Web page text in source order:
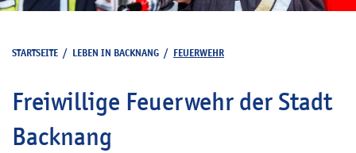
STARTSEITE / LEBEN IN BACKNANG / FEUERWEHR
Freiwillige Feuerwehr der Stadt
Backnang